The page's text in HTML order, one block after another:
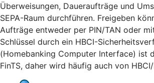
Überweisungen, Daueraufträge und
SEPA-Raum durchführen. Freigeben
Aufträge entweder per PIN/TAN oder
Schlüssel durch ein HBCI-
(Homebanking Computer Interface) ist
FinTS, daher wird häufig auch von